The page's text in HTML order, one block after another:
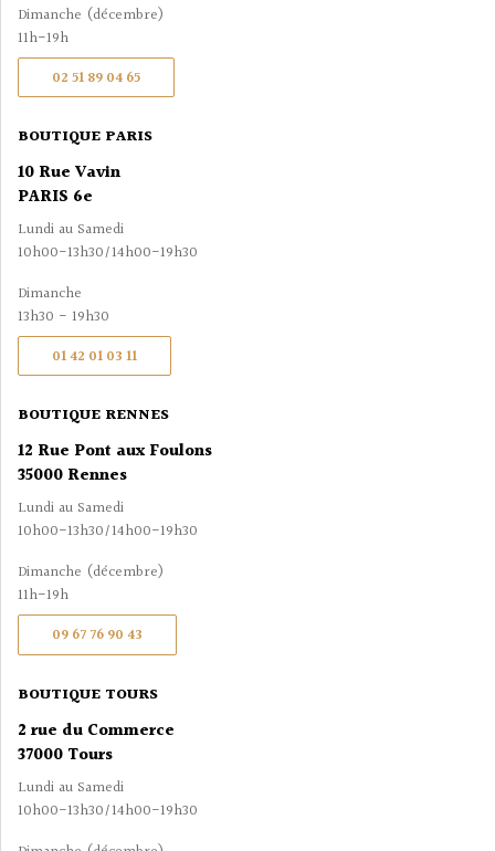
Dimanche (décembre)
11h-19h
02 51 89 04 65
BOUTIQUE PARIS
10 Rue Vavin
PARIS 6e
Lundi au Samedi
10h00-13h30/14h00-19h30
Dimanche
13h30 - 19h30
01 42 01 03 11
BOUTIQUE RENNES
12 Rue Pont aux Foulons
35000 Rennes
Lundi au Samedi
10h00-13h30/14h00-19h30
Dimanche (décembre)
11h-19h
09 67 76 90 43
BOUTIQUE TOURS
2 rue du Commerce
37000 Tours
Lundi au Samedi
10h00-13h30/14h00-19h30